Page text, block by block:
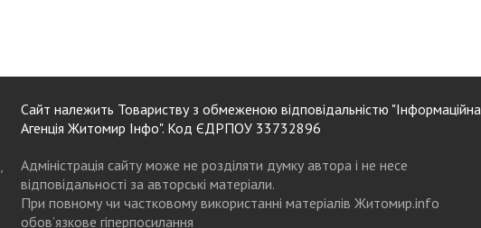
Сайт належить Товариству з обмеженою відповідальністю "Інформаційна
Агенція Житомир Інфо". Код ЄДРПОУ 33732896
Адміністрація сайту може не розділяти думку автора і не несе
відповідальності за авторські матеріали.
При повному чи частковому використанні матеріалів Житомир.info
обов’язкове гіперпосилання